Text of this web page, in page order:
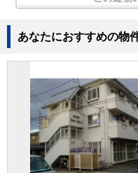
あなたにおすすめの物